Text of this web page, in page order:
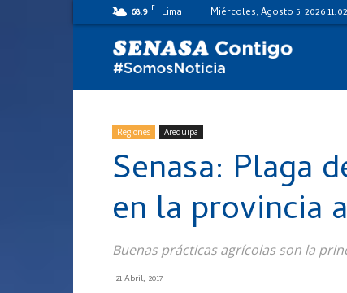
68.9 F Lima Miércoles, Agosto 5, 2026
día
Regiones Arequipa
Senasa: Plaga
en la provincia
Buenas prácticas agrícolas son la
21 Abril, 2017